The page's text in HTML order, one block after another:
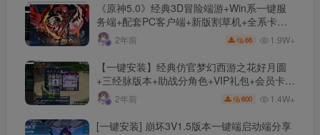
《原神5.0》经典3D冒险端游+Win系一键服
务端+配套PC客户端+新版割草机+全系卡池
文件2年前 66 1.9W+
【一键安装】经典仿官梦幻西游之花好月圆
+三经脉版本+助战分角色+VIP礼包+会员卡
+剧情活动+视频搭建及其他修改资料
2年前 600 1.4W+
[一键安装] 崩坏3V1.5版本一键端启动端分享